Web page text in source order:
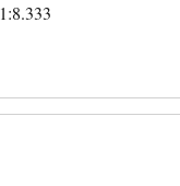
1:8.333